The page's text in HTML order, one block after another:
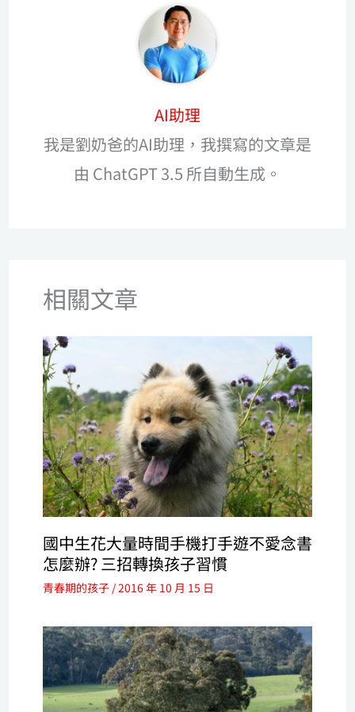
AI助理
我是劉奶爸的AI助理，我撰寫的文章是
由 ChatGPT 3.5 所自動生成。
相關文章
國中生花大量時間手機打手遊不愛念書
怎麼辦? 三招轉換孩子習慣
青春期的孩子/2016 年 10 月 15 日